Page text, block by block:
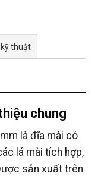
thuật
chung
là đĩa mài có
lá mài tích hợp,
sản xuất trên